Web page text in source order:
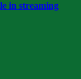
in streaming